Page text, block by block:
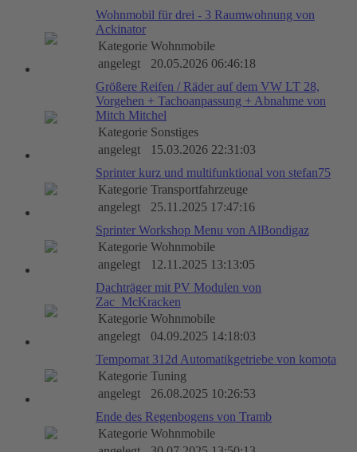
Wohnmobil für drei - 3 Raumwohnung von
Ackinator
Kategorie Wohnmobile
angelegt
20.05.2026 06:46:18
Größere Reifen / Räder auf dem VW LT 28,
Vorgehen + Tachoanpassung + Abnahme von
Mitch Mitchel
Kategorie Sonstiges
angelegt
15.03.2026 22:31:03
Sprinter kurz und multifunktional von stefan75
Kategorie Transportfahrzeuge
angelegt
25.11.2025 17:47:16
Sprinter Workshop Menu von AlBondigaz
Kategorie Wohnmobile
angelegt
12.11.2025 13:13:05
Dachträger mit PV Modulen von
Zac_McKracken
Kategorie Wohnmobile
angelegt
04.09.2025 14:18:03
Tempomat 312d Automatikgetriebe von komota
Kategorie Tuning
angelegt
26.08.2025 10:26:53
Ende des Regenbogens von Tramb
Kategorie Wohnmobile